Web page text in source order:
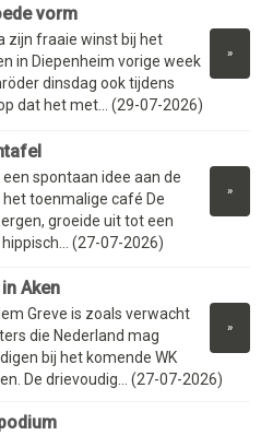
vorm
»
zijn fraaie winst bij het
in Diepenheim vorige week
dinsdag ook tijdens
dat het met... (29-07-2026)
»
spontaan idee aan de
toenmalige café De
groeide uit tot een
(27-07-2026)
Aken
»
Greve is zoals verwacht
die Nederland mag
bij het komende WK
De drievoudig... (27-07-2026)